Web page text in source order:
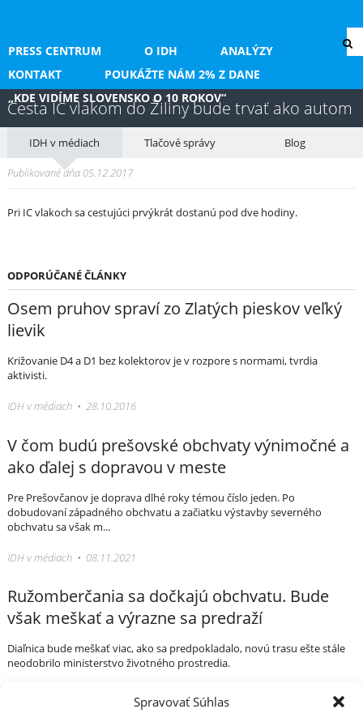
Spravovať Súhlas
PRESS CENTRUM O IDH
ANALÝZY
KONTAKT
POUKÁŽTE NÁM 2% Z DANE
„KDE VIDÍME SLOVENSKO O 10 ROKOV“
Cesta IC vlakom do Žiliny bude trvať ako autom
IDH v médiach Tlačové správy Blog
Publikované dňa 05.12.2017
Pri IC vlakoch sa cestujúci prvýkrát dostanú pod dve hodiny.
ODPORÚČANÉ ČLÁNKY
Osem pruhov spraví zo Zlatých pieskov veľký
lievik
Križovanie D4 a D1 bez kolektorov je v rozpore s normami, tvrdia
aktivisti.
IDH v médiach • 28.10.2016
V čom budú prešovské obchvaty výnimočné a
ako ďalej s dopravou v meste
Pre Prešovčanov je doprava dlhé roky témou číslo jeden. Po
dobudovaní západného obchvatu a začiatku výstavby severného
obchvatu sa však m...
IDH v médiach • 08.11.2021
Ružomberčania sa dočkajú obchvatu. Bude
však meškať a výrazne sa predraží
Diaľnica bude meškať viac, ako sa predpokladalo, novú trasu ešte stále
neodobrilo ministerstvo životného prostredia.